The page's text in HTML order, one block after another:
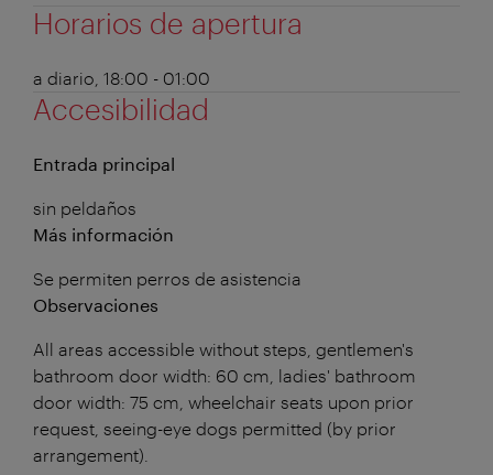
Horarios de apertura
a diario, 18:00 - 01:00
Accesibilidad
Entrada principal
sin peldaños
Más información
Se permiten perros de asistencia
Observaciones
All areas accessible without steps, gentlemen's
bathroom door width: 60 cm, ladies' bathroom
door width: 75 cm, wheelchair seats upon prior
request, seeing-eye dogs permitted (by prior
arrangement).